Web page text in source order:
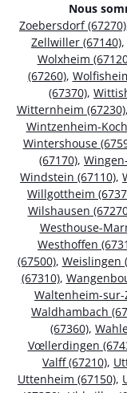
Nous
Zoebersdorf (67270)
Zellwiller (67140),
Wolxheim
(67260),
(67370),
Witternheim (67230),
Wintzenheim-
Wintershouse
(67170),
Windstein (67110),
Willgottheim
Wilshausen
Westhouse-
Westhoffen
(67500), Weislingen
(67310),
Waltenheim-sur-
Waldhambach
(67360),
Vœllerdingen
Valff (67210),
Uttenheim (67150),